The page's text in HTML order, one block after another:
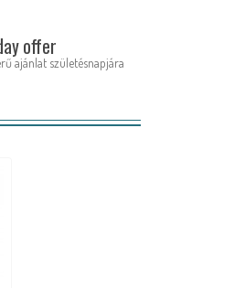
offer
ajánlat születésnapjára